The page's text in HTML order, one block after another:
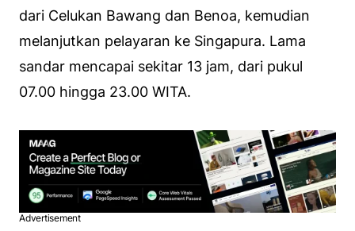
dari Celukan Bawang dan Benoa, kemudian
melanjutkan pelayaran ke Singapura. Lama
sandar mencapai sekitar 13 jam, dari pukul
07.00 hingga 23.00 WITA.
Advertisement